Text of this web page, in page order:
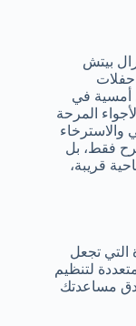
بيتش
حفلات
أمسية في
المرحة
والاسترخاء
فقط، بل
قريبة،
التي تجعل
لتنظيم
مساعدتك